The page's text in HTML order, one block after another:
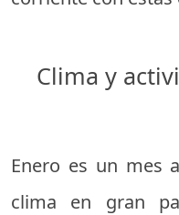
Clima y
Enero es un mes
clima en gran